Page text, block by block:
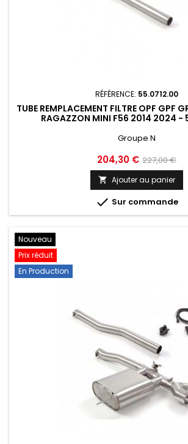
RÉFÉRENCE: 55.0712.00
TUBE REMPLACEMENT FILTRE OPF GPF
RAGAZZON MINI F56 2014 2024 -
Groupe N
Prix
204,30 € Prix
de
base
227,00 €
 Ajouter au panier
 Sur commande
Nouveau
Prix réduit
En Production